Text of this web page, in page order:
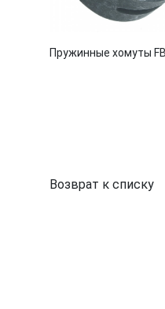
Пружинные хомуты
Возврат к списку